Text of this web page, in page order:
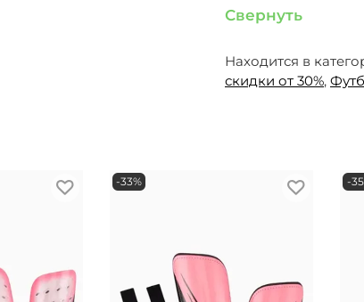
Свернуть
Находится в
скидки от 30%,
-33% -